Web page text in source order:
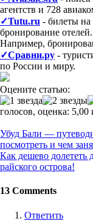
агентств и 728
✓Tutu.ru - билеты на
бронирование
Например,
✓Сравни.ру -
по России и миру.
Оцените статью:
голосов, оценка: 5,00
Post
navigation
Убуд Бали —
посмотреть и чем
Как дешево
райского острова!
13 Comments
Ответить